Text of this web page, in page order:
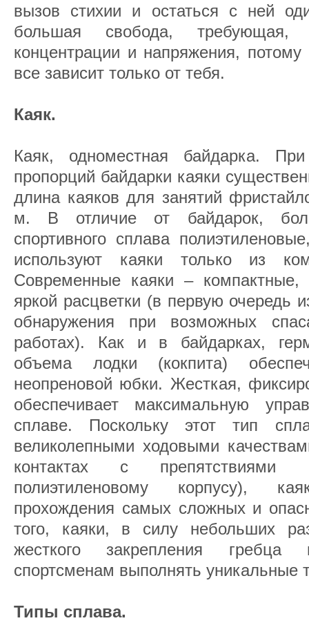
вызов стихии и остаться с ней
большая свобода,
концентрации и напряжения,
все зависит только от тебя.
Каяк.
Каяк, одноместная байдарка.
пропорций байдарки каяки
длина каяков для занятий
м. В отличие от байдарок,
спортивного сплава
используют каяки только из
Современные каяки –
яркой расцветки (в первую очередь
обнаружения при возможных
работах). Как и в байдарках,
объема лодки (кокпита)
неопреновой юбки. Жесткая,
обеспечивает максимальную
сплаве. Поскольку этот тип
великолепными ходовыми
контактах с препятствиями
полиэтиленовому корпусу),
прохождения самых сложных и
того, каяки, в силу небольших
жесткого закрепления
спортсменам выполнять уникальные
Типы сплава.